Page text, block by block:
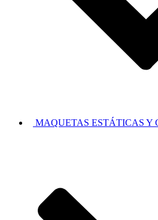
MAQUETAS ESTÁTICAS Y